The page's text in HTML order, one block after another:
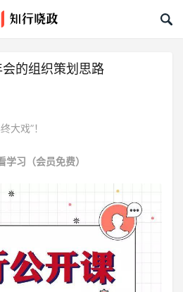
的组织策划思路
大戏”！
习（会员免费）